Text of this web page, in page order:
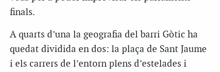
finals.
A quarts d’una la geografia del barri Gòtic ha
quedat dividida en dos: la plaça de Sant Jaume
i els carrers de l’entorn plens d’estelades i